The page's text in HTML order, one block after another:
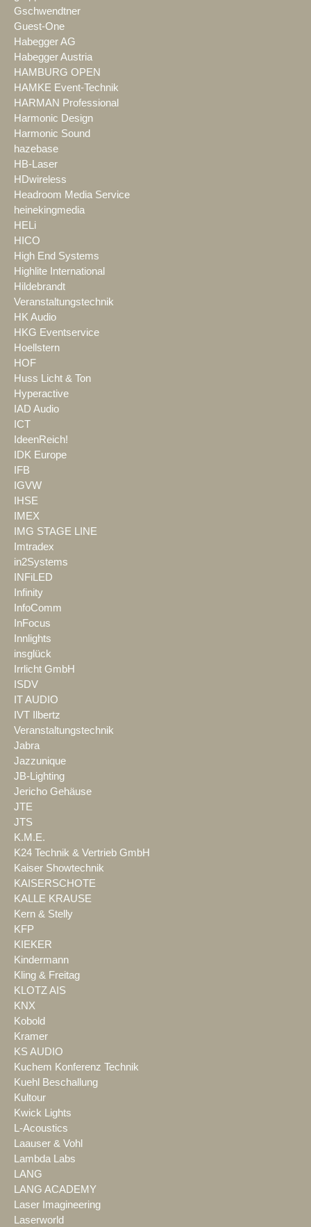
Gschwendtner
Guest-One
Habegger AG
Habegger Austria
HAMBURG OPEN
HAMKE Event-Technik
HARMAN Professional
Harmonic Design
Harmonic Sound
hazebase
HB-Laser
HDwireless
Headroom Media Service
heinekingmedia
HELi
HICO
High End Systems
Highlite International
Hildebrandt
Veranstaltungstechnik
HK Audio
HKG Eventservice
Hoellstern
HOF
Huss Licht & Ton
Hyperactive
IAD Audio
ICT
IdeenReich!
IDK Europe
IFB
IGVW
IHSE
IMEX
IMG STAGE LINE
Imtradex
in2Systems
INFiLED
Infinity
InfoComm
InFocus
Innlights
insglück
Irrlicht GmbH
ISDV
IT AUDIO
IVT Ilbertz
Veranstaltungstechnik
Jabra
Jazzunique
JB-Lighting
Jericho Gehäuse
JTE
JTS
K.M.E.
K24 Technik & Vertrieb GmbH
Kaiser Showtechnik
KAISERSCHOTE
KALLE KRAUSE
Kern & Stelly
KFP
KIEKER
Kindermann
Kling & Freitag
KLOTZ AIS
KNX
Kobold
Kramer
KS AUDIO
Kuchem Konferenz Technik
Kuehl Beschallung
Kultour
Kwick Lights
L-Acoustics
Laauser & Vohl
Lambda Labs
LANG
LANG ACADEMY
Laser Imagineering
Laserworld